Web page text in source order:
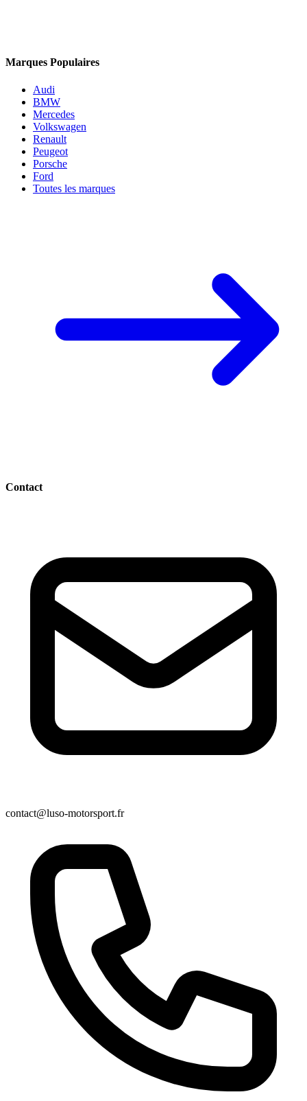
Marques Populaires
Audi
BMW
Mercedes
Volkswagen
Renault
Peugeot
Porsche
Ford
Toutes les marques
Contact
contact@luso-motorsport.fr